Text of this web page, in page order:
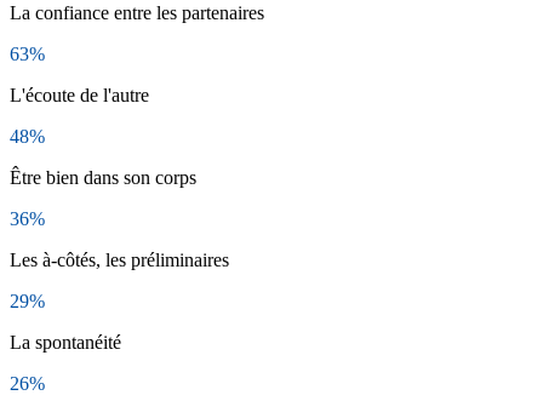
La confiance entre les partenaires
63%
L'écoute de l'autre
48%
Être bien dans son corps
36%
Les à-côtés, les préliminaires
29%
La spontanéité
26%